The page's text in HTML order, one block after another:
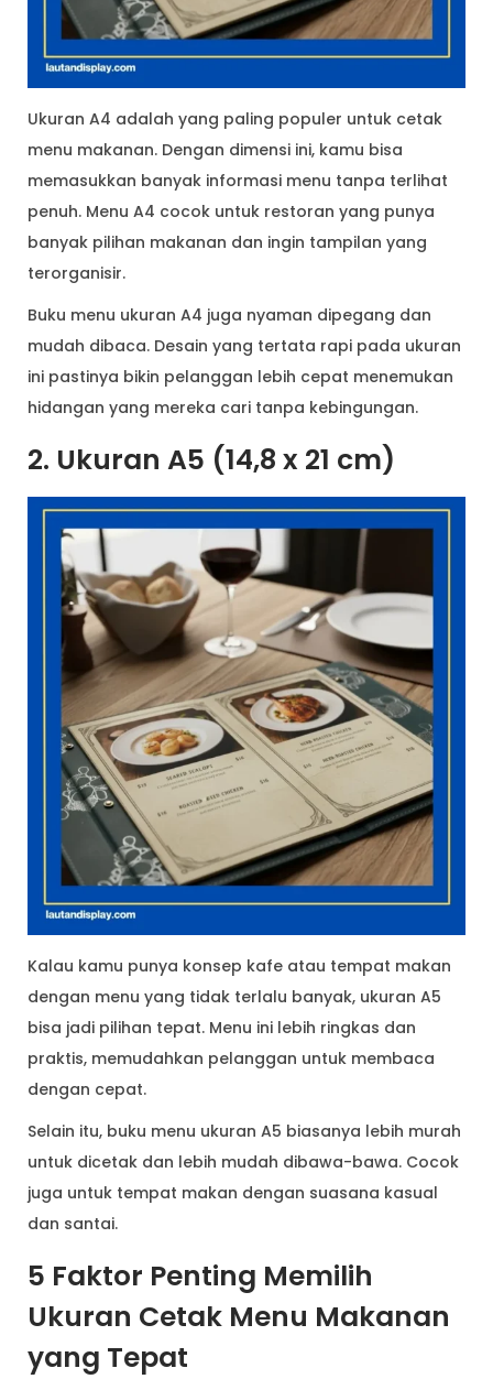
Ukuran A4 adalah yang paling populer untuk cetak
menu makanan. Dengan dimensi ini, kamu bisa
memasukkan banyak informasi menu tanpa terlihat
penuh. Menu A4 cocok untuk restoran yang punya
banyak pilihan makanan dan ingin tampilan yang
terorganisir.
Buku menu ukuran A4 juga nyaman dipegang dan
mudah dibaca. Desain yang tertata rapi pada ukuran
ini pastinya bikin pelanggan lebih cepat menemukan
hidangan yang mereka cari tanpa kebingungan.
2. Ukuran A5 (14,8 x 21 cm)
Kalau kamu punya konsep kafe atau tempat makan
dengan menu yang tidak terlalu banyak, ukuran A5
bisa jadi pilihan tepat. Menu ini lebih ringkas dan
praktis, memudahkan pelanggan untuk membaca
dengan cepat.
Selain itu, buku menu ukuran A5 biasanya lebih murah
untuk dicetak dan lebih mudah dibawa-bawa. Cocok
juga untuk tempat makan dengan suasana kasual
dan santai.
5 Faktor Penting Memilih
Ukuran Cetak Menu Makanan
yang Tepat